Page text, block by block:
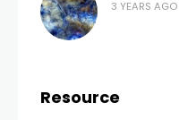
Pernahkah Anda
Wireless Stereo (TWS)
habis dibandingkan